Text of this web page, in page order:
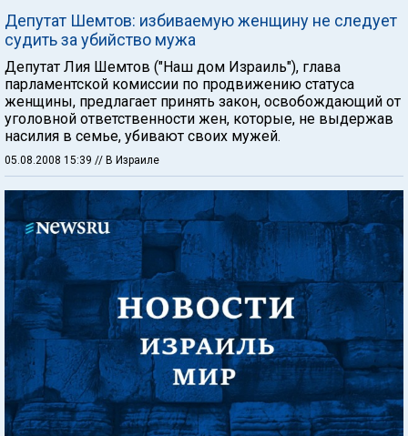
Депутат Шемтов: избиваемую женщину не следует
судить за убийство мужа
Депутат Лия Шемтов ("Наш дом Израиль"), глава
парламентской комиссии по продвижению статуса
женщины, предлагает принять закон, освобождающий от
уголовной ответственности жен, которые, не выдержав
насилия в семье, убивают своих мужей.
05.08.2008 15:39 // В Израиле